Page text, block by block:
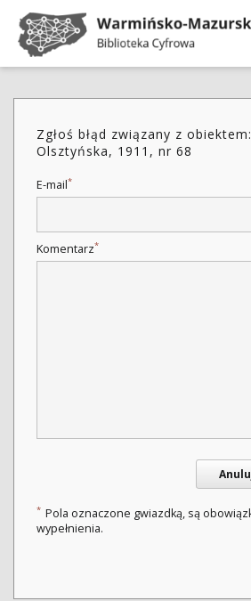
Zgłoś błąd związany z
Olsztyńska, 1911, nr 68
E-mail*
Komentarz*
* Pola oznaczone gwiazdką, są
wypełnienia.